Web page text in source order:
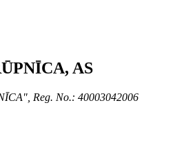
AS
Reg. No.: 40003042006